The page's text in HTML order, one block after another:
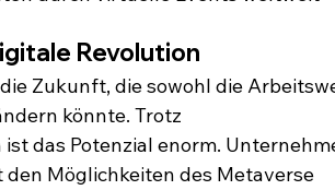
Revolution
Zukunft, die sowohl die
könnte. Trotz
das Potenzial enorm.
Möglichkeiten des Metaverse